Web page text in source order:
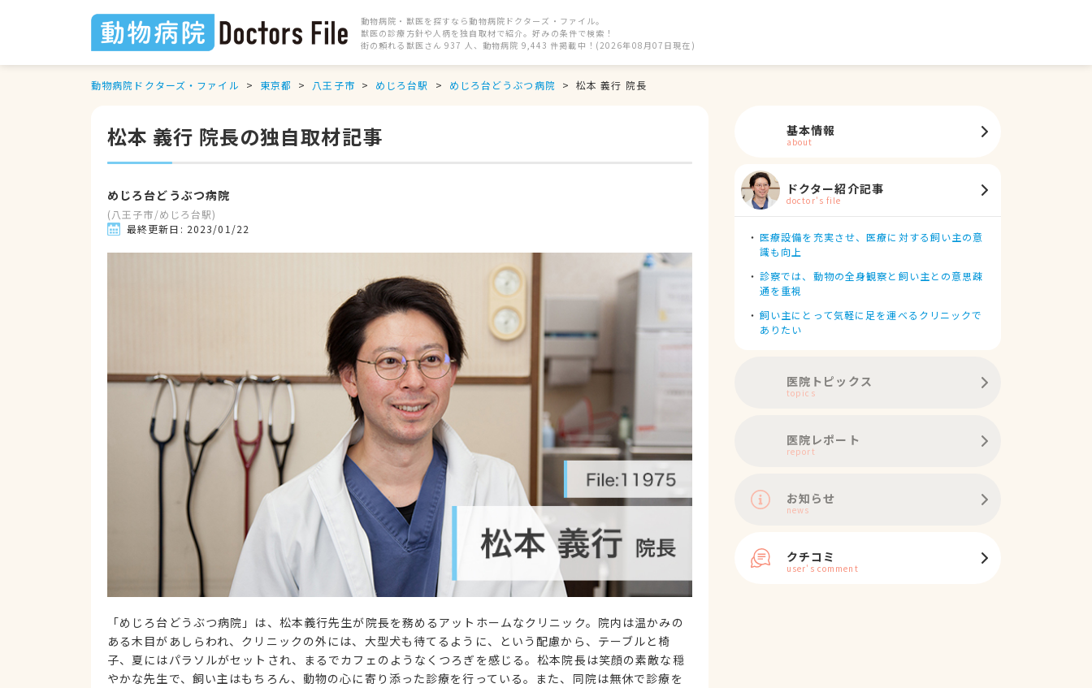
動物病院・獣医を探すなら動物病院ドクターズ・ファイル。
獣医の診療方針や人柄を独自取材で紹介。好みの条件で検索！
街の頼れる獣医さん 937 人、動物病院 9,443 件掲載中！(2026年08月07日現在)
動物病院ドクターズ・ファイル 東京都 八王子市 めじろ台駅 めじろ台どうぶつ病院 松本 義行 院長
松本 義行 院長の独自取材記事
めじろ台どうぶつ病院
(八王子市/めじろ台駅)
最終更新日: 2023/01/22
「めじろ台どうぶつ病院」は、松本義行先生が院長を務めるアットホームなクリニック。院内は温かみの
ある木目があしらわれ、クリニックの外には、大型犬も待てるように、という配慮から、テーブルと椅
子、夏にはパラソルがセットされ、まるでカフェのようなくつろぎを感じる。松本院長は笑顔の素敵な穏
やかな先生で、飼い主はもちろん、動物の心に寄り添った診療を行っている。また、同院は無休で診療を
基本情報
about
ドクター紹介記事
doctor's file
医療設備を充実させ、医療に対する飼い主の意
識も向上
診察では、動物の全身観察と飼い主との意思疎
通を重視
飼い主にとって気軽に足を運べるクリニックで
ありたい
医院トピックス
topics
医院レポート
report
お知らせ
news
クチコミ
user's comment